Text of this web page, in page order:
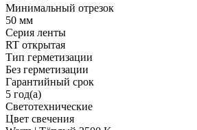
Минимальный отрезок
50 мм
Серия ленты
RT открытая
Тип герметизации
Без герметизации
Гарантийный срок
5 год(а)
Светотехнические
Цвет свечения